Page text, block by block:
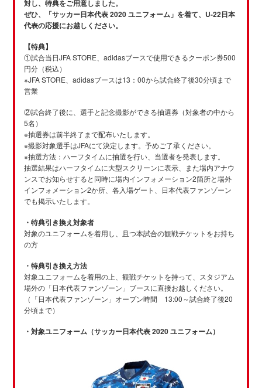
対し、特典をご用意しました。
ぜひ、「サッカー日本代表 2020 ユニフォーム」を着て、U-22日本
代表の応援にお越しください。
【特典】
①試合当日JFA STORE、adidasブースで使用できるクーポン券500
円分（税込）
※JFA STORE、adidasブースは13：00から試合終了後30分頃まで
営業
②試合終了後に、選手と記念撮影ができる抽選券（対象者の中から
5名）
※抽選券は前半終了まで配布いたします。
※撮影対象選手はJFAにて決定します。予めご了承ください。
※抽選方法：ハーフタイムに抽選を行い、当選者を発表します。
抽選結果はハーフタイムに大型スクリーンに表示、また場内アナウ
ンスでお知らせすると同時に場内インフォメーション2箇所と場外
インフォメーション2か所、各入場ゲート、日本代表ファンゾーン
でも掲示いたします。
・特典引き換え対象者
対象のユニフォームを着用し、且つ本試合の観戦チケットをお持ち
の方
・特典引き換え方法
対象ユニフォームを着用の上、観戦チケットを持って、スタジアム
場外の「日本代表ファンゾーン」ブースに直接お越しください。
（「日本代表ファンゾーン」オープン時間 13:00～試合終了後20
分頃まで）
・対象ユニフォーム（サッカー日本代表 2020 ユニフォーム）